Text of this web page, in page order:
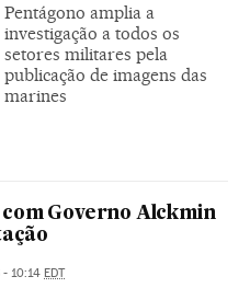
Pentágono amplia a
investigação a todos os
setores militares pela
publicação de imagens das
marines
Governo Alckmin
- 10:14 EDT